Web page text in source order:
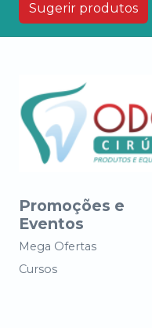
Sugerir produtos
Promoções e
Eventos
Mega Ofertas
Cursos